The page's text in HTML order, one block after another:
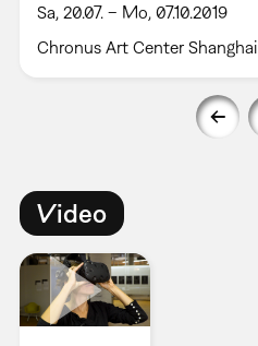
Sa, 20.07. – Mo, 07.10.2019
Chronus Art Center Shanghai
Video